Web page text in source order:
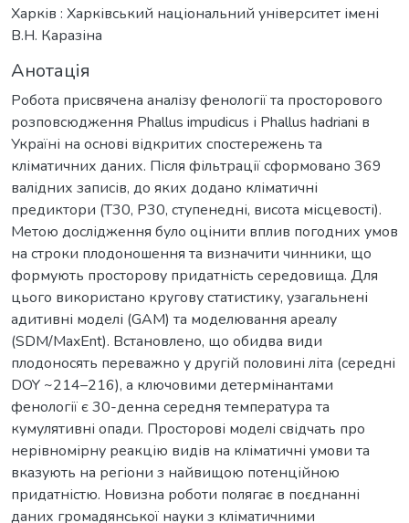
Харків : Харківський національний університет імені
В.Н. Каразіна
Анотація
Робота присвячена аналізу фенології та просторового
розповсюдження Phallus impudicus і Phallus hadriani в
Україні на основі відкритих спостережень та
кліматичних даних. Після фільтрації сформовано 369
валідних записів, до яких додано кліматичні
предиктори (T30, P30, ступенедні, висота місцевості).
Метою дослідження було оцінити вплив погодних умов
на строки плодоношення та визначити чинники, що
формують просторову придатність середовища. Для
цього використано кругову статистику, узагальнені
адитивні моделі (GAM) та моделювання ареалу
(SDM/MaxEnt). Встановлено, що обидва види
плодоносять переважно у другій половині літа (середні
DOY ~214–216), а ключовими детермінантами
фенології є 30-денна середня температура та
кумулятивні опади. Просторові моделі свідчать про
нерівномірну реакцію видів на кліматичні умови та
вказують на регіони з найвищою потенційною
придатністю. Новизна роботи полягає в поєднанні
даних громадянської науки з кліматичними